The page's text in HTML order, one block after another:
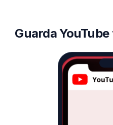
Guarda